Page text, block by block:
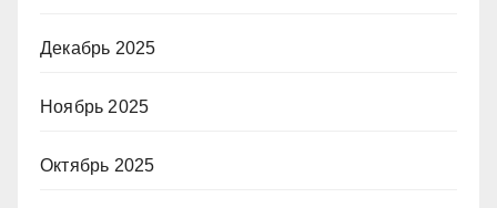
Декабрь 2025
Ноябрь 2025
Октябрь 2025